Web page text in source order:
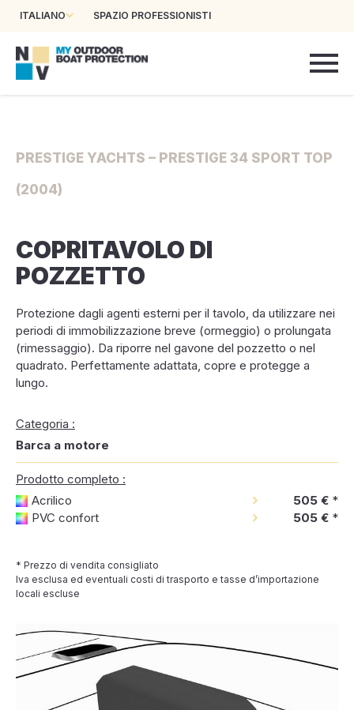
ITALIANO SPAZIO PROFESSIONISTI
PRESTIGE YACHTS – PRESTIGE 34 SPORT TOP
(2004)
COPRITAVOLO DI
POZZETTO
Protezione dagli agenti esterni per il tavolo, da utilizzare nei
periodi di immobilizzazione breve (ormeggio) o prolungata
(rimessaggio). Da riporre nel gavone del pozzetto o nel
quadrato. Perfettamente adattata, copre e protegge a
lungo.
Categoria :
Barca a motore
Prodotto completo :
Acrilico
505 € *
PVC confort
505 € *
* Prezzo di vendita consigliato
Iva esclusa ed eventuali costi di trasporto e tasse d’importazione
locali escluse